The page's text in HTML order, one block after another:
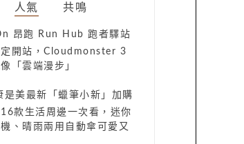
人氣 共鳴
昂跑 Run Hub 跑者驛站
定開站，Cloudmonster 3
「雲端漫步」
是美最新「蠟筆小新」加購
16款生活周邊一次看，迷你
、晴雨兩用自動傘可愛又